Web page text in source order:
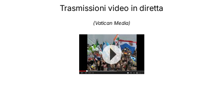
Trasmissioni video in diretta
(Vatican Media)